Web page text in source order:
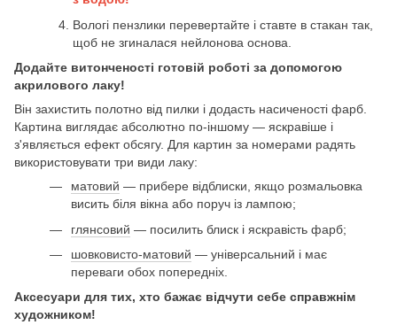
Вологі пензлики перевертайте і ставте в стакан так,
щоб не згиналася нейлонова основа.
Додайте витонченості готовій роботі за допомогою
акрилового лаку!
Він захистить полотно від пилки і додасть насиченості фарб.
Картина виглядає абсолютно по-іншому — яскравіше і
з'являється ефект обсягу. Для картин за номерами радять
використовувати три види лаку:
матовий — прибере відблиски, якщо розмальовка
висить біля вікна або поруч із лампою;
глянсовий — посилить блиск і яскравість фарб;
шовковисто-матовий — універсальний і має
переваги обох попередніх.
Аксесуари для тих, хто бажає відчути себе справжнім
художником!